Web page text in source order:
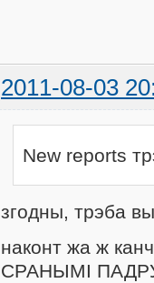
2011-08-03
New reports
згодны, трэба
наконт жа ж
СРАНЫМІ